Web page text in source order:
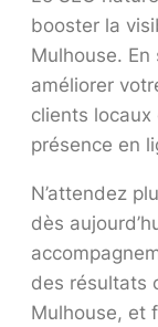
booster la
Mulhouse.
améliorer
clients
présence en
N’attendez
dès
des résultats
Mulhouse, et